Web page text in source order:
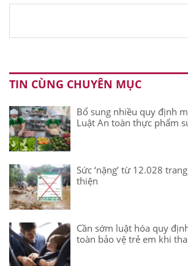
TIN CÙNG CHUYÊN MỤC
Bổ sung nhiều quy định
Luật An toàn thực phẩm
Sức ‘nặng’ từ 12.028
thiện
Cần sớm luật hóa quy
toàn bảo vệ trẻ em khi